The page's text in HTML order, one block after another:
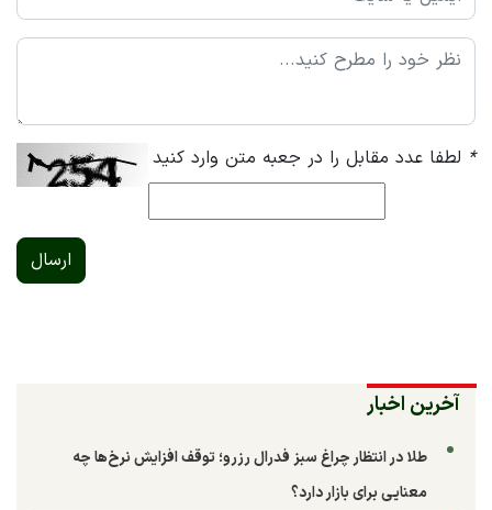
* لطفا عدد مقابل را در جعبه متن وارد کنید
ارسال
آخرین اخبار
طلا در انتظار چراغ سبز فدرال رزرو؛ توقف افزایش نرخ‌ها چه
معنایی برای بازار دارد؟